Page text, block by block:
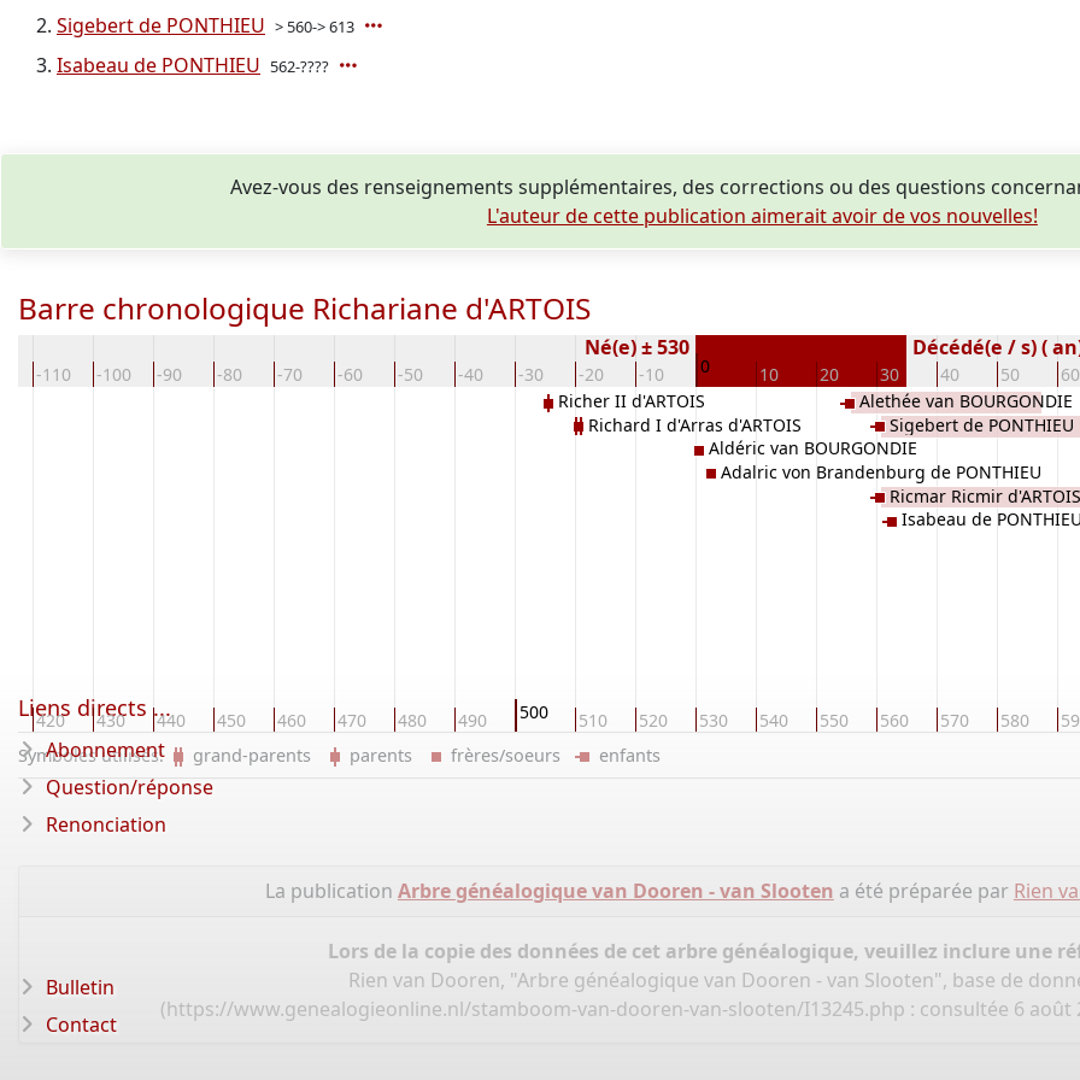
Sigebert de PONTHIEU > 560-> 613
Isabeau de PONTHIEU 562-????
Avez-vous des renseignements supplémentaires, des corrections ou des questions
L'auteur de cette publication aimerait avoir de vos nouvelles!
Barre chronologique Richariane d'ARTOIS
-110 -100 -90 -80 -70 -60 -50 -40 -30 -20 -10 0 10 20 30 40 50 60
Né(e) ± 530 Décédé(e / s) (
420 430 440 450 460 470 480 490 500 510 520 530 540 550 560 570 580
Richer II d'ARTOIS
Richard I d'Arras d'ARTOIS
Aldéric van BOURGONDIE
Adalric von Brandenburg de PONTHIEU
Alethée van BOURGONDIE
Sigebert de PONTHIEU
Ricmar Ricmir d'ARTOIS
Isabeau de PONTHIEU
Symboles utilisés: grand-parents parents frères/soeurs enfants
La publication Arbre généalogique van Dooren - van Slooten a été préparée par Rien
Lors de la copie des données de cet arbre généalogique, veuillez inclure une
Rien van Dooren, "Arbre généalogique van Dooren - van Slooten", base de
(https://www.genealogieonline.nl/stamboom-van-dooren-van-slooten/I13245.php : consultée 6 août
Liens directs ...
Abonnement
Question/réponse
Renonciation
Bulletin
Contact